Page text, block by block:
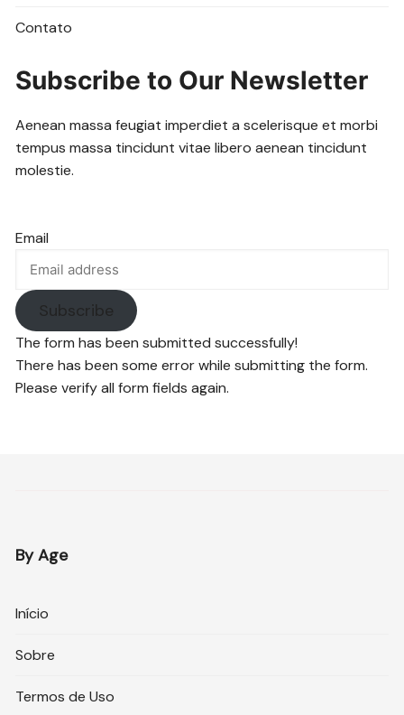
Contato
Subscribe to Our Newsletter
Aenean massa feugiat imperdiet a scelerisque et morbi
tempus massa tincidunt vitae libero aenean tincidunt
molestie.
Email
Subscribe
The form has been submitted successfully!
There has been some error while submitting the form.
Please verify all form fields again.
By Age
Início
Sobre
Termos de Uso